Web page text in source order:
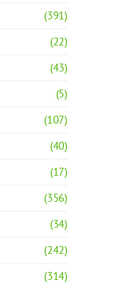
(391)
(22)
(43)
(5)
(107)
(40)
(17)
(356)
(34)
(242)
(314)